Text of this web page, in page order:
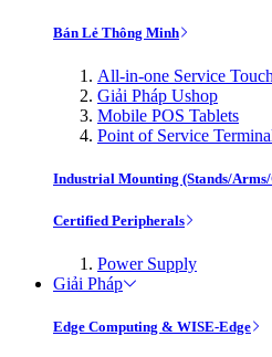
Bán Lẻ Thông Minh
All-in-one Service
Giải Pháp Ushop
Mobile POS Tablets
Point of Service
Industrial Mounting (Stands/
Certified Peripherals
Power Supply
Giải Pháp
Edge Computing & WISE-Edge